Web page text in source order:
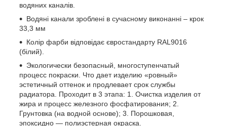
водяних каналів.
Водяні канали зроблені в сучасному виконанні – крок
33,3 мм
Колір фарби відповідає євростандарту RAL9016
(білий).
Экологически безопасный, многоступенчатый
процесс покраски. Что дает изделию «ровный»
эстетичный оттенок и продлевает срок службы
радиатора. Проходит в 3 этапа: 1. Очистка изделия от
жира и процесс железного фосфатирования; 2.
Грунтовка (на водной основе); 3. Порошковая,
эпоксидно ― полиэстерная окраска.